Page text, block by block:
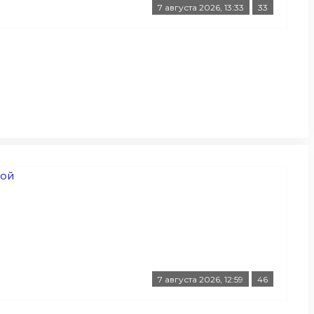
7 августа 2026, 13:33 33
7 августа 2026, 12:59 46